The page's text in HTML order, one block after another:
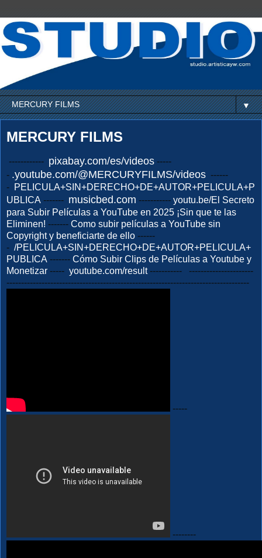
▼
MERCURY FILMS
------------ pixabay.com/es/videos -----
- .youtube.com/@MERCURYFILMS/videos ------
- PELICULA+SIN+DERECHO+DE+AUTOR+PELICULA+P
UBLICA ------- musicbed.com ----------- youtu.be/El Secreto
para Subir Películas a YouTube en 2025 ¡Sin que te las
Eliminen! ------- Como subir películas a YouTube sin
Copyright y beneficiarte de ello ------
- /PELICULA+SIN+DERECHO+DE+AUTOR+PELICULA+
PUBLICA ------- Cómo Subir Clips de Películas a Youtube y
Monetizar ----- youtube.com/result----------- ----------------------
-----------------------------------------------------------------------------------
-----
--------